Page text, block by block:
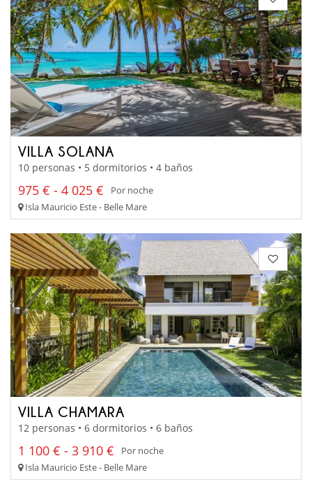
VILLA SOLANA
10 personas • 5 dormitorios • 4 baños
975 € - 4 025 €
Por noche
Isla Mauricio Este - Belle Mare
VILLA CHAMARA
12 personas • 6 dormitorios • 6 baños
1 100 € - 3 910 €
Por noche
Isla Mauricio Este - Belle Mare